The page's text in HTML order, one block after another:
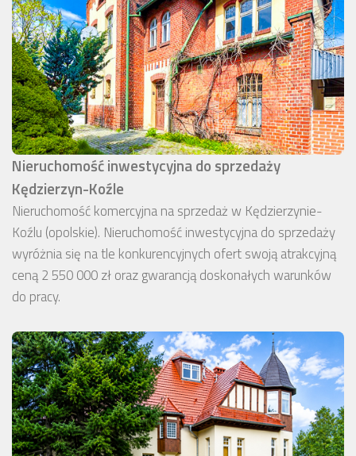
Nieruchomość inwestycyjna do sprzedaży
Kędzierzyn-Koźle
Nieruchomość komercyjna na sprzedaż w Kędzierzynie-
Koźlu (opolskie). Nieruchomość inwestycyjna do sprzedaży
wyróżnia się na tle konkurencyjnych ofert swoją atrakcyjną
ceną 2 550 000 zł oraz gwarancją doskonałych warunków
do pracy.